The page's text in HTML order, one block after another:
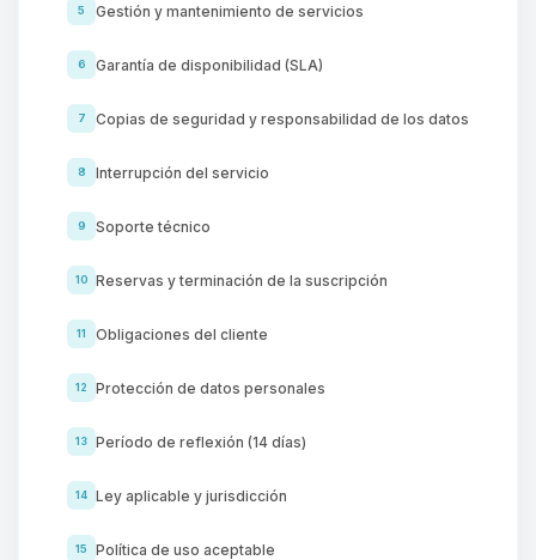
5 Gestión y mantenimiento de servicios
6 Garantía de disponibilidad (SLA)
7 Copias de seguridad y responsabilidad de los datos
8 Interrupción del servicio
9 Soporte técnico
10 Reservas y terminación de la suscripción
11 Obligaciones del cliente
12 Protección de datos personales
13 Período de reflexión (14 días)
14 Ley aplicable y jurisdicción
15 Política de uso aceptable